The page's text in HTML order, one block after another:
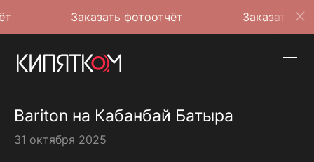
Заказать фотоотчёт Заказать фотоотчёт
Bariton на Кабанбай Батыра
31 октября 2025